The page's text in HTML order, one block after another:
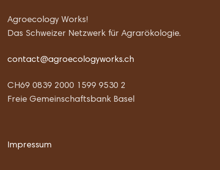
Agroecology Works!
Das Schweizer Netzwerk für Agrarökologie.
contact@agroecologyworks.ch
CH69 0839 2000 1599 9530 2
Freie Gemeinschaftsbank Basel
Impressum